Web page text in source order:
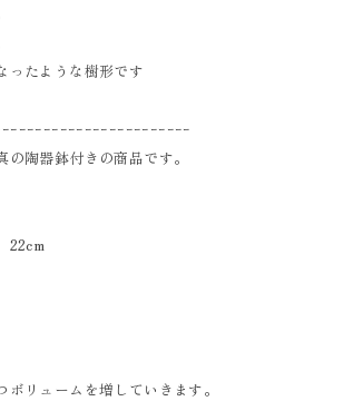
ったような樹形です
ｰｰｰｰｰｰｰｰｰｰｰｰｰｰｰｰｰｰｰｰｰｰ
陶器鉢付きの商品です。
22cm
リュームを増していきます。